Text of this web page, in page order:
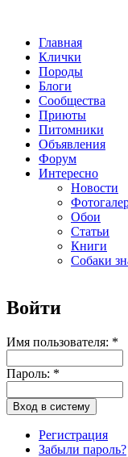
Главная
Клички
Породы
Блоги
Сообщества
Приюты
Питомники
Объявления
Форум
Интересно
Новости
Обои
Статьи
Книги
Собаки
Войти
Имя пользователя: *
Пароль: *
Регистрация
Забыли пароль?